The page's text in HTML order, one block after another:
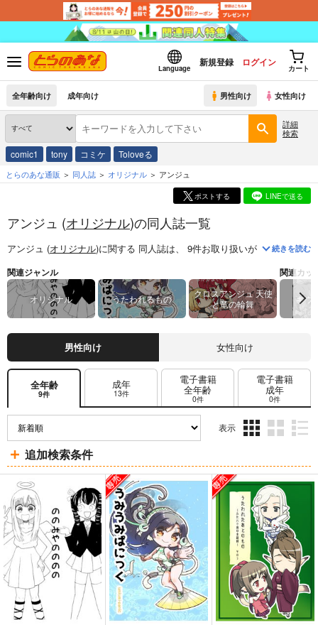
Language
新規登録 ログイン
カート
全年齢向け 成年向け 男性向け 女性向け
詳細
検索
comic1 tony コミケ Toloveる
とらのあな通販 同人誌 オリジナル アンジュ
ポストする LINEで送る
アンジュ (オリジナル)の同人誌一覧
アンジュ (オリジナル)に関する 同人誌は、 9件お取り扱いがございます。
続きを読む
関連ジャンル
オリジナル うたわれるもの
クロスアンジュ 天使
と竜の輪舞
関連カッ
キウ
男性向け 女性向け
全年齢
9件
成年
13件
電子書籍
全年齢
0件
電子書籍
成年
0件
表示
ム
表
示
ム
表
示
ム
表
示
追加検索条件